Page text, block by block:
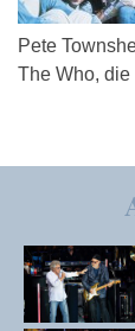
Pete
The Who,